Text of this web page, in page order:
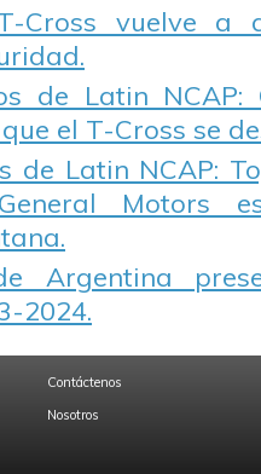
Cross vuelve a
de Latin NCAP:
el T-Cross se
de Latin NCAP:
Motors
Argentina
2024.
Contáctenos
Nosotros